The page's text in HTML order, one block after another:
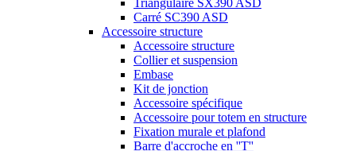
Triangulaire SX390 ASD
Carré SC390 ASD
Accessoire structure
Accessoire structure
Collier et suspension
Embase
Kit de jonction
Accessoire spécifique
Accessoire pour totem en structure
Fixation murale et plafond
Barre d'accroche en ''T''